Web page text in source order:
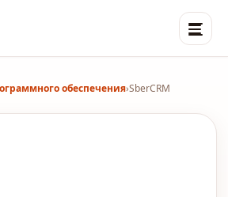
обеспечения›SberCRM